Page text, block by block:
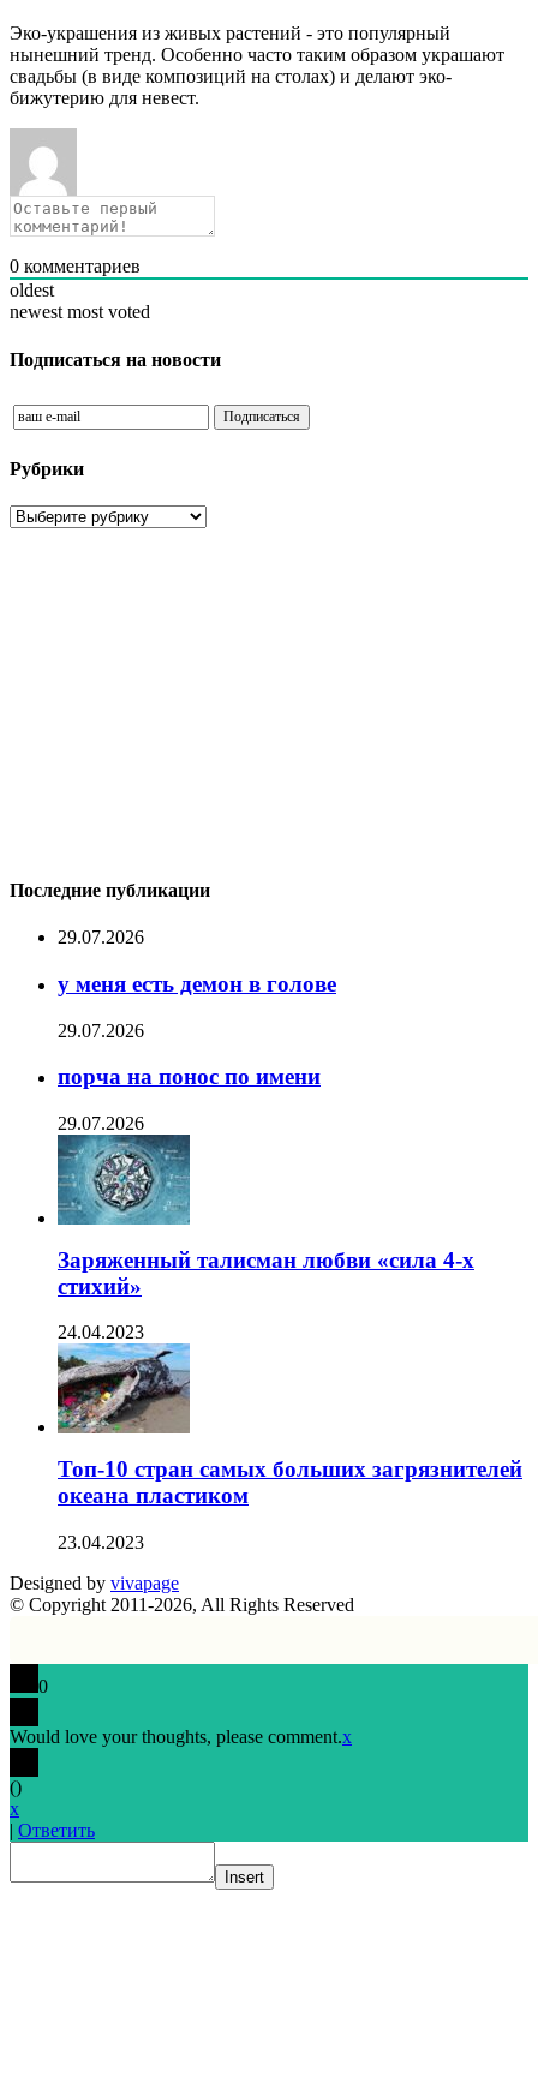
Эко-украшения из живых растений - это популярный
нынешний тренд. Особенно часто таким образом украшают
свадьбы (в виде композиций на столах) и делают эко-
бижутерию для невест.
0 комментариев
oldest
newest most voted
Подписаться на новости
Рубрики
Рубрики
Последние публикации
29.07.2026
у меня есть демон в голове
29.07.2026
порча на понос по имени
29.07.2026
Заряженный талисман любви «сила 4-х
стихий»
24.04.2023
Топ-10 стран самых больших загрязнителей
океана пластиком
23.04.2023
Designed by vivapage
© Copyright 2011-2026, All Rights Reserved
0
Would love your thoughts, please comment.x
()
x
| Ответить
Insert